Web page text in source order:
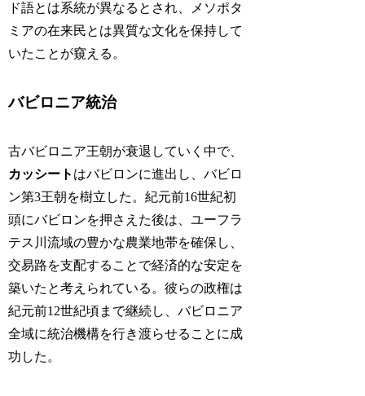
ド語とは系統が異なるとされ、メソポタ
ミアの在来民とは異質な文化を保持して
いたことが窺える。
バビロニア統治
古バビロニア王朝が衰退していく中で、
カッシート はバビロンに進出し、バビロ
ン第3王朝を樹立した。紀元前16世紀初
頭にバビロンを押さえた後は、ユーフラ
テス川流域の豊かな農業地帯を確保し、
交易路を支配することで経済的な安定を
築いたと考えられている。彼らの政権は
紀元前12世紀頃まで継続し、バビロニア
全域に統治機構を行き渡らせることに成
功した。